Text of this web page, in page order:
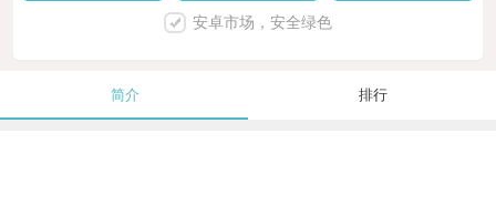
安卓市场，安全绿色
简介 排行